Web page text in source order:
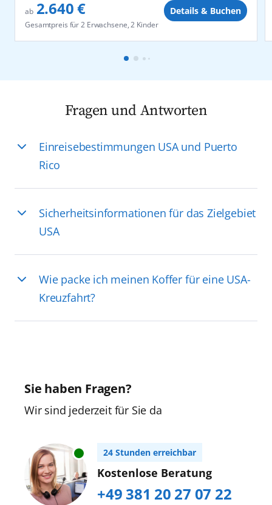
ab 2.640 €
Gesamtpreis für2 Erwachsene, 2 Kinder
Details & Buchen
Fragen und Antworten
Einreisebestimmungen USA und Puerto
Rico
Sicherheitsinformationen für das Zielgebiet
USA
Wie packe ich meinen Koffer für eine USA-
Kreuzfahrt?
Sie haben Fragen?
Wir sind jederzeit für Sie da
24 Stunden erreichbar
Kostenlose Beratung
+49 381 20 27 07 22